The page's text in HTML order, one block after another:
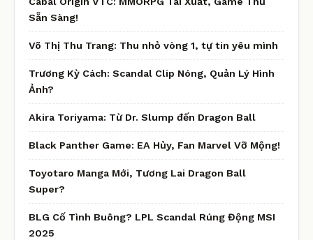
Sẵn Sàng!
Võ Thị Thu Trang: Thu nhỏ vòng 1, tự tin yêu mình
Trương Kỳ Cách: Scandal Clip Nóng, Quản Lý Hình
Ảnh?
Akira Toriyama: Từ Dr. Slump đến Dragon Ball
Black Panther Game: EA Hủy, Fan Marvel Vỡ Mộng!
Toyotaro Manga Mới, Tương Lai Dragon Ball
Super?
BLG Cố Tình Buông? LPL Scandal Rúng Động MSI
2025